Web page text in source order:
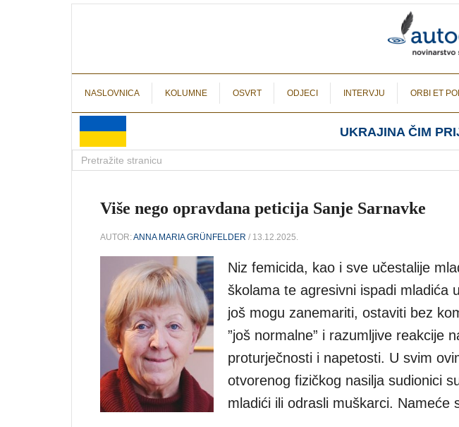
NASLOVNICA KOLUMNE OSVRT ODJECI INTERVJU ORBI ET
UKRAJINA ČIM
Više nego opravdana peticija Sanje Sarnavke
AUTOR:ANNA MARIA GRÜNFELDER / 13.12.2025.
Niz femicida, kao i sve učestalije
školama te agresivni ispadi mladića
još mogu zanemariti, ostaviti bez
”još normalne” i razumljive reakcije
proturječnosti i napetosti. U svim
otvorenog fizičkog nasilja sudionici
mladići ili odrasli muškarci. Nameće